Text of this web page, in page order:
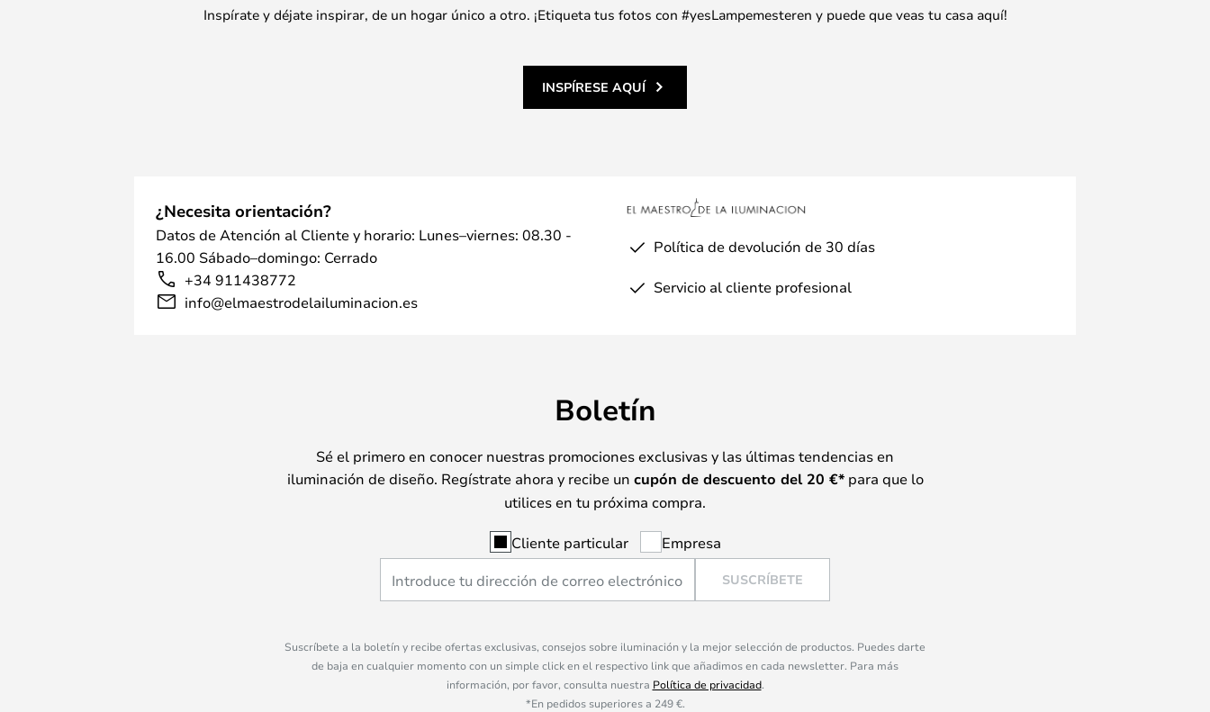
Inspírate y déjate inspirar, de un hogar único a otro. ¡Etiqueta tus fotos con #yesLampemesteren y puede que veas tu casa aquí!
INSPÍRESE AQUÍ
¿Necesita orientación?
Datos de Atención al Cliente y horario: Lunes–viernes: 08.30 -
16.00 Sábado–domingo: Cerrado
+34 911438772
info@elmaestrodelailuminacion.es
Política de devolución de 30 días
Servicio al cliente profesional
Boletín
Sé el primero en conocer nuestras promociones exclusivas y las últimas tendencias en
iluminación de diseño. Regístrate ahora y recibe un cupón de descuento del 20 €*para que lo
utilices en tu próxima compra.
Cliente particular Empresa
SUSCRÍBETE
Suscríbete a la boletín y recibe ofertas exclusivas, consejos sobre iluminación y la mejor selección de productos. Puedes darte
de baja en cualquier momento con un simple click en el respectivo link que añadimos en cada newsletter. Para más
información, por favor, consulta nuestra Política de privacidad.
*En pedidos superiores a 249 €.